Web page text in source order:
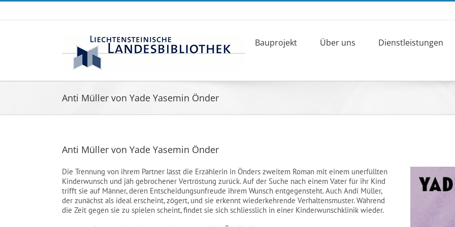
Zum
springen
Bauprojekt Über uns Dienstleistungen
Anti Müller von Yade Yasemin Önder
Anti Müller von Yade Yasemin Önder
Die Trennung von ihrem Partner lässt die Erzählerin in Önders zweitem Roman mit einem unerfüllten
Kinderwunsch und jäh gebrochener Vertröstung zurück. Auf der Suche nach einem Vater für ihr Kind
trifft sie auf Männer, deren Entscheidungsunfreude ihrem Wunsch entgegensteht. Auch Andi Müller,
der zunächst als ideal erscheint, zögert, und sie erkennt wiederkehrende Verhaltensmuster. Während
die Zeit gegen sie zu spielen scheint, findet sie sich schliesslich in einer Kinderwunschklinik wieder.